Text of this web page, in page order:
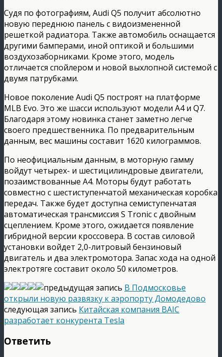
Судя по фотографиям, Audi Q5 получит абсолютно
новую переднюю панель с видоизмененной
решеткой радиатора. Также автомобиль оснащается
другими бамперами, иной оптикой и большими
воздухозаборниками. Кроме этого, модель
отличается спойлером и новой выхлопной системой с
двумя патрубками.
Новое поколение Audi Q5 построят на платформе
MLB Evo. Это же шасси используют модели A4 и Q7.
Благодаря этому новинка станет заметно легче
своего предшественника. По предварительным
данным, вес машины составит 1620 килограммов.
По неофициальным данным, в моторную гамму
войдут четырех- и шестицилиндровые двигатели,
позаимствованные А4. Моторы будут работать
совместно с шестиступенчатой механическая коробка
передач. Также будет доступна семиступенчатая
автоматическая трансмиссия S Tronic с двойным
сцеплением. Кроме этого, ожидается появление
гибридной версии кроссовера. В состав силовой
установки войдет 2,0-литровый бензиновый
двигатель и два электромотора. Запас хода на одной
электротяге составит около 50 километров.
предыдущая запись В Подмосковье
открыли новую развязку к аэропорту Домодедово
следующая запись Китайская компания BAIC
разработает конкурента Tesla
Ответить